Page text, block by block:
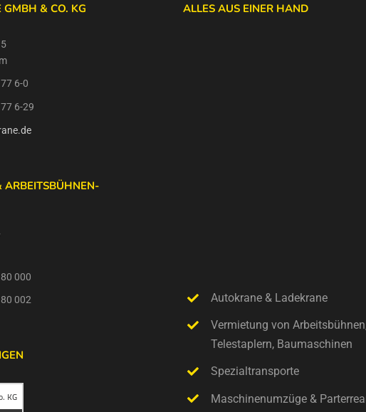
& CO. KG
6-0
6-29
ARBEITSBÜHNEN-
000
002
ALLES AUS EINER HAND
Autokrane & Ladekrane
Vermietung von
Telestaplern, Baumaschinen
Spezialtransporte
Maschinenumzüge &